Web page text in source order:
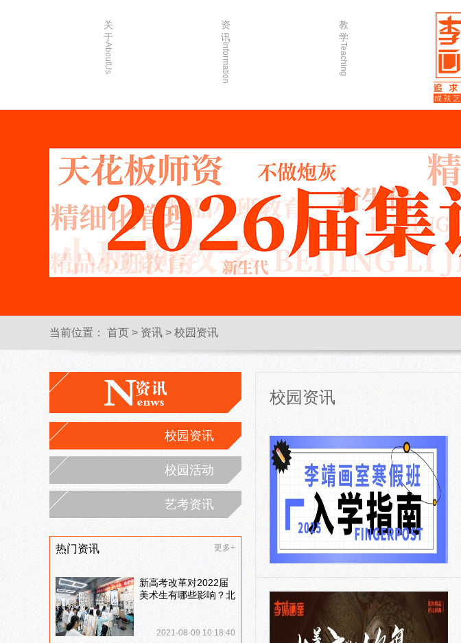
关
于
AboutUs
校园环境
创始人介绍
资
讯
Information
艺考资讯
教
学
Teaching
作品欣赏
出版书籍
当前位置： 首页 > 资讯 > 校园资讯
校园资讯
校园活动
艺考资讯
热门资讯 更多+
新高考改革对2022届
美术生有哪些影响？北
2021-08-09 10:18:40
校园资讯